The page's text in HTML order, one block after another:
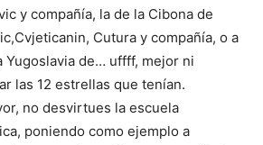
y compañía, la de la Cibona de
Cutura y compañía, o a
Yugoslavia de… uffff, mejor ni
las 12 estrellas que tenían.
no desvirtues la escuela
poniendo como ejemplo a